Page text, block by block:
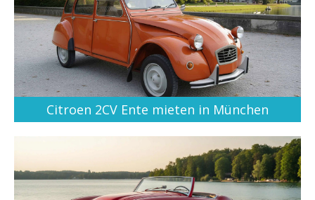
Citroen 2CV Ente mieten in München